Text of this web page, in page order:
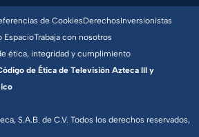
S.A.B. de C.V. Todos los derechos reservados,
de CookiesDerechosInversionistas
EspacioTrabaja con nosotros
ética, integridad y cumplimiento
de Ética de Televisión Azteca III y